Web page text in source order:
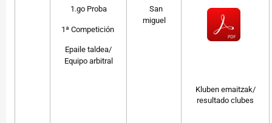
1.go Proba
1ª Competición
Epaile taldea/
Equipo arbitral
San
miguel
Kluben emaitzak/
resultado clubes